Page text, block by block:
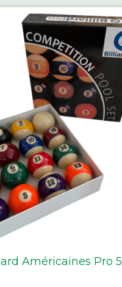
Américaines Pro